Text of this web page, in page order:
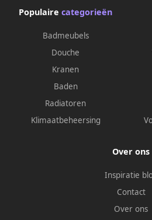
Populaire categorieën
Badmeubels
Douche
Kranen
Baden
Radiatoren
Klimaatbeheersing
Over ons
Inspiratie
Contact
Over ons